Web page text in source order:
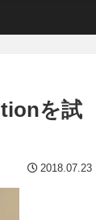
を試
2018.07.23